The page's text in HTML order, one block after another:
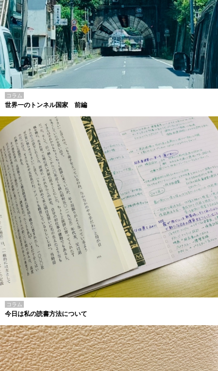
コラム
世界一のトンネル国家 前編
コラム
今日は私の読書方法について